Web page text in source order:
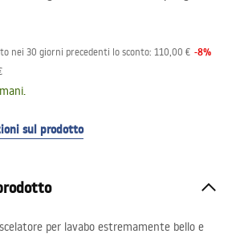
nei 30 giorni precedenti lo sconto: 110,00 € -8%
sul prodotto
per lavabo estremamente bello e